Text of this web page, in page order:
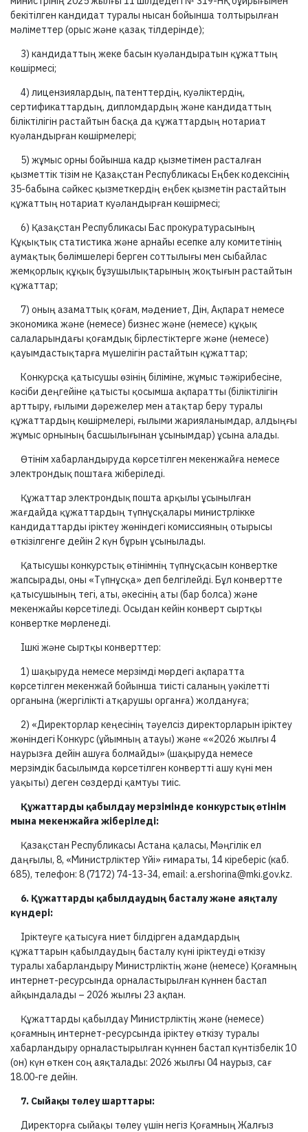
бекітілген кандидат туралы нысан бойынша толтырылған
мәліметтер (орыс және қазақ тілдерінде);
3) кандидаттың жеке басын куәландыратын құжаттың
көшірмесі;
4) лицензиялардың, патенттердің, куәліктердің,
сертификаттардың, дипломдардың және кандидаттың
біліктілігін растайтын басқа да құжаттардың нотариат
куәландырған көшірмелері;
5) жұмыс орны бойынша кадр қызметімен расталған
қызметтік тізім не Қазақстан Республикасы Еңбек кодексінің
35-бабына сәйкес қызметкердің еңбек қызметін растайтын
құжаттың нотариат куәландырған көшірмесі;
6) Қазақстан Республикасы Бас прокуратурасының
Құқықтық статистика және арнайы есепке алу комитетінің
аумақтық бөлімшелері берген соттылығы мен сыбайлас
жемқорлық құқық бұзушылықтарының жоқтығын растайтын
құжаттар;
7) оның азаматтық қоғам, мәдениет, Дін, Ақпарат немесе
экономика және (немесе) бизнес және (немесе) құқық
салаларындағы қоғамдық бірлестіктерге және (немесе)
қауымдастықтарға мүшелігін растайтын құжаттар;
Конкурсқа қатысушы өзінің біліміне, жұмыс тәжірибесіне,
кәсіби деңгейіне қатысты қосымша ақпаратты (біліктілігін
арттыру, ғылыми дәрежелер мен атақтар беру туралы
құжаттардың көшірмелері, ғылыми жарияланымдар, алдыңғы
жұмыс орнының басшылығынан ұсынымдар) ұсына алады.
Өтінім хабарландыруда көрсетілген мекенжайға немесе
электрондық поштаға жіберіледі.
Құжаттар электрондық пошта арқылы ұсынылған
жағдайда құжаттардың түпнұсқалары министрлікке
кандидаттарды іріктеу жөніндегі комиссияның отырысы
өткізілгенге дейін 2 күн бұрын ұсынылады.
Қатысушы конкурстық өтінімнің түпнұсқасын конвертке
жапсырады, оны «Түпнұсқа» деп белгілейді. Бұл конвертте
қатысушының тегі, аты, әкесінің аты (бар болса) және
мекенжайы көрсетіледі. Осыдан кейін конверт сыртқы
конвертке мөрленеді.
Ішкі және сыртқы конверттер:
1) шақыруда немесе мерзімді мөрдегі ақпаратта
көрсетілген мекенжай бойынша тиісті саланың уәкілетті
органына (жергілікті атқарушы органға) жолдануға;
2) «Директорлар кеңесінің тәуелсіз директорларын іріктеу
жөніндегі Конкурс (ұйымның атауы) және ««2026 жылғы 4
наурызға дейін ашуға болмайды» (шақыруда немесе
мерзімдік басылымда көрсетілген конвертті ашу күні мен
уақыты) деген сөздерді қамтуы тиіс.
Құжаттарды қабылдау мерзімінде конкурстық өтінім
мына мекенжайға жіберіледі:
Қазақстан Республикасы Астана қаласы, Мәңгілік ел
даңғылы, 8, «Министрліктер Үйі» ғимараты, 14 кіреберіс (каб.
685), телефон: 8 (7172) 74-13-34, email: a.ershorina@mki.gov.kz.
6. Құжаттарды қабылдаудың басталу және аяқталу
күндері:
Іріктеуге қатысуға ниет білдірген адамдардың
құжаттарын қабылдаудың басталу күні іріктеуді өткізу
туралы хабарландыру Министрліктің және (немесе) Қоғамның
интернет-ресурсында орналастырылған күннен бастап
айқындалады – 2026 жылғы 23 ақпан.
Құжаттарды қабылдау Министрліктің және (немесе)
қоғамның интернет-ресурсында іріктеу өткізу туралы
хабарландыру орналастырылған күннен бастап күнтізбелік 10
(он) күн өткен соң аяқталады: 2026 жылғы 04 наурыз, сағ
18.00-ге дейін.
7. Сыйақы төлеу шарттары:
Директорға сыйақы төлеу үшін негіз Қоғамның Жалғыз